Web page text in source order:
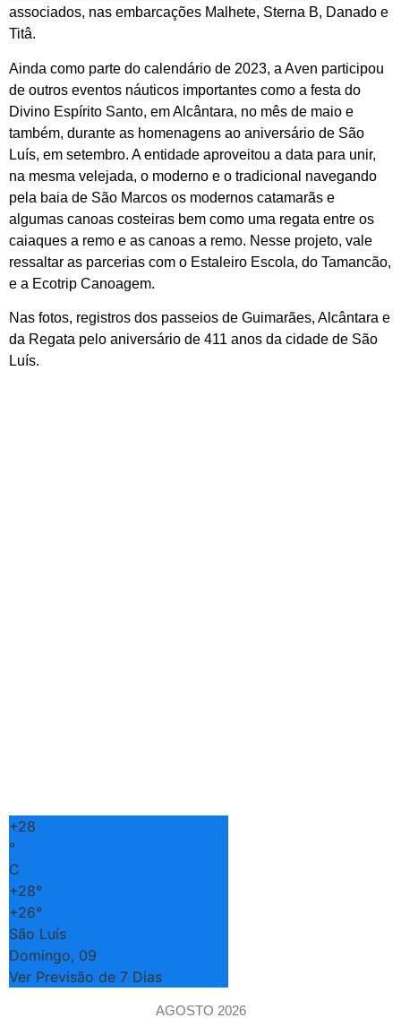
+28
°
C
+28°
+26°
São Luís
Domingo, 09
Ver Previsão de 7 Dias
AGOSTO 2026
associados, nas embarcações Malhete, Sterna B, Danado e
Titâ.
Ainda como parte do calendário de 2023, a Aven participou
de outros eventos náuticos importantes como a festa do
Divino Espírito Santo, em Alcântara, no mês de maio e
também, durante as homenagens ao aniversário de São
Luís, em setembro. A entidade aproveitou a data para unir,
na mesma velejada, o moderno e o tradicional navegando
pela baia de São Marcos os modernos catamarãs e
algumas canoas costeiras bem como uma regata entre os
caiaques a remo e as canoas a remo. Nesse projeto, vale
ressaltar as parcerias com o Estaleiro Escola, do Tamancão,
e a Ecotrip Canoagem.
Nas fotos, registros dos passeios de Guimarães, Alcântara e
da Regata pelo aniversário de 411 anos da cidade de São
Luís.